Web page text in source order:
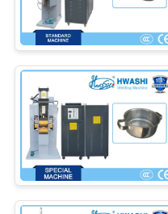
CONTROLLO
DI
QUALITÀ
CONTATTICI
NOTIZIE